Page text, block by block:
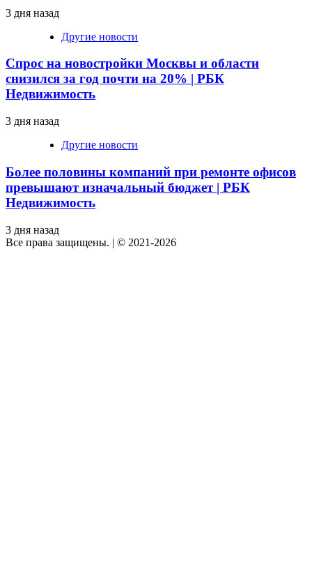
3 дня назад
Другие новости
Спрос на новостройки Москвы и области
снизился за год почти на 20% | РБК
Недвижимость
3 дня назад
Другие новости
Более половины компаний при ремонте офисов
превышают изначальный бюджет | РБК
Недвижимость
3 дня назад
Все права защищены. | © 2021-2026